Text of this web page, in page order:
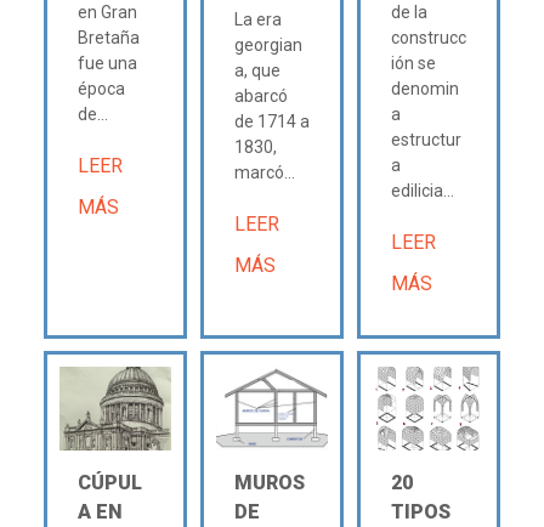
en Gran
Bretaña
fue una
época
de...
LEER
MÁS
La era
georgian
a, que
abarcó
de 1714 a
1830,
marcó...
LEER
MÁS
de la
construcc
ión se
denomin
a
estructur
a
edilicia...
LEER
MÁS
CÚPUL
A EN
MUROS
DE
20
TIPOS